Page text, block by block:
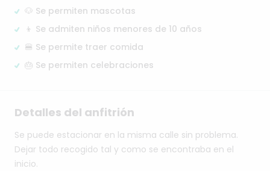
🐶 Se permiten mascotas
👦 Se admiten niños menores de 10 años
🍔 Se permite traer comida
🎂 Se permiten celebraciones
Detalles del anfitrión
Se puede estacionar en la misma calle sin problema.
Dejar todo recogido tal y como se encontraba en el
inicio.